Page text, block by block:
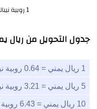
1 روبية نيبالية= 1.5559 ريال يمني
جدول التحويل من ريال
1 ريال يمني = 0.64 روبية نيبالية
5 ريال يمني = 3.21 روبية نيبالية
10 ريال يمني = 6.43 روبية نيبالية